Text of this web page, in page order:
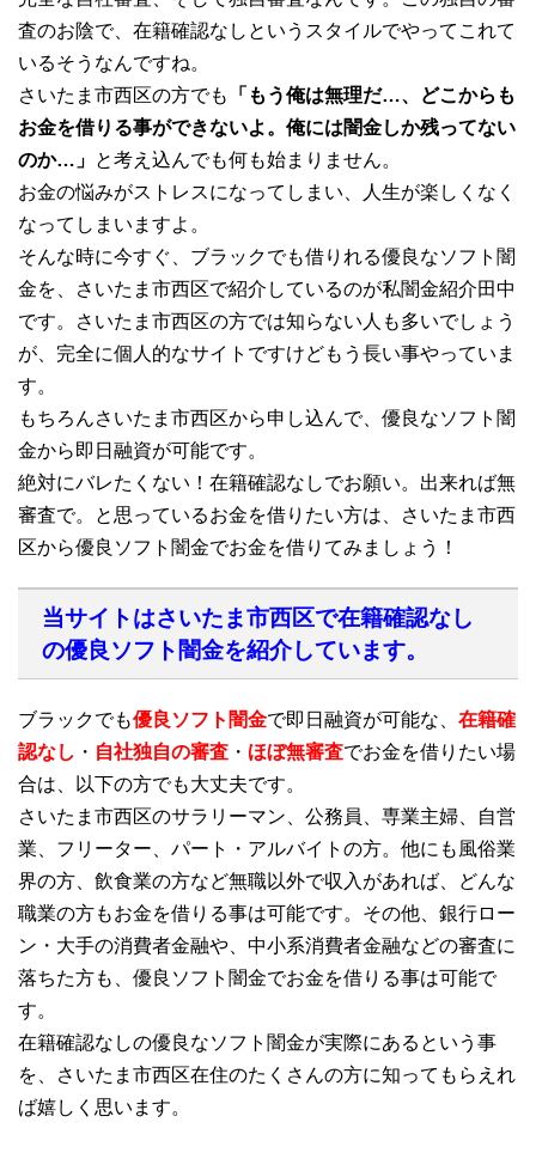
査のお陰で、在籍確認なしというスタイルでやってこれて
いるそうなんですね。
さいたま市西区の方でも
「もう俺は無理だ…、どこからも
お金を借りる事ができないよ。俺には闇金しか残ってない
のか…」 と考え込んでも何も始まりません。
お金の悩みがストレスになってしまい、人生が楽しくなく
なってしまいますよ。
そんな時に今すぐ、ブラックでも借りれる優良なソフト闇
金を、さいたま市西区で紹介しているのが私闇金紹介田中
です。さいたま市西区の方では知らない人も多いでしょう
が、完全に個人的なサイトですけどもう長い事やっていま
す。
もちろんさいたま市西区から申し込んで、優良なソフト闇
金から即日融資が可能です。
絶対にバレたくない！在籍確認なしでお願い。出来れば無
審査で。と思っているお金を借りたい方は、さいたま市西
区から優良ソフト闇金でお金を借りてみましょう！
当サイトはさいたま市西区で在籍確認なし
の優良ソフト闇金を紹介しています。
ブラックでも優良ソフト闇金で即日融資が可能な、 在籍確
認なし ・ 自社独自の審査 ・ ほぼ無審査でお金を借りたい場
合は、以下の方でも大丈夫です。
さいたま市西区のサラリーマン、公務員、専業主婦、自営
業、フリーター、パート・アルバイトの方。他にも風俗業
界の方、飲食業の方など無職以外で収入があれば、どんな
職業の方もお金を借りる事は可能です。その他、銀行ロー
ン・大手の消費者金融や、中小系消費者金融などの審査に
落ちた方も、優良ソフト闇金でお金を借りる事は可能で
す。
在籍確認なしの優良なソフト闇金が実際にあるという事
を、さいたま市西区在住のたくさんの方に知ってもらえれ
ば嬉しく思います。